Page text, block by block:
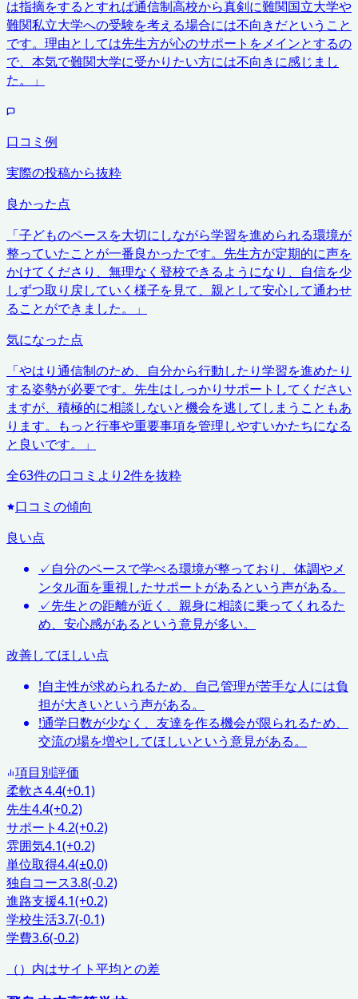
は指摘をするとすれば通信制高校から真剣に難関国立大学や
難関私立大学への受験を考える場合には不向きだということ
です。理由としては先生方が心のサポートをメインとするの
で、本気で難関大学に受かりたい方には不向きに感じまし
た。
」
口コミ例
実際の投稿から抜粋
良かった点
「子どものペースを大切にしながら学習を進められる環境が
整っていたことが一番良かったです。先生方が定期的に声を
かけてくださり、無理なく登校できるようになり、自信を少
しずつ取り戻していく様子を見て、親として安心して通わせ
ることができました。
」
気になった点
「やはり通信制のため、自分から行動したり学習を進めたり
する姿勢が必要です。先生はしっかりサポートしてください
ますが、積極的に相談しないと機会を逃してしまうこともあ
ります。もっと行事や重要事項を管理しやすいかたちになる
と良いです。
」
全63件の口コミより2件を抜粋
口コミの傾向
良い点
✓自分のペースで学べる環境が整っており、体調やメ
ンタル面を重視したサポートがあるという声がある。
✓先生との距離が近く、親身に相談に乗ってくれるた
め、安心感があるという意見が多い。
改善してほしい点
!自主性が求められるため、自己管理が苦手な人には負
担が大きいという声がある。
!通学日数が少なく、友達を作る機会が限られるため、
交流の場を増やしてほしいという意見がある。
項目別評価
柔軟さ4.4(+0.1)
先生4.4(+0.2)
サポート4.2(+0.2)
雰囲気4.1(+0.2)
単位取得4.4(±0.0)
独自コース3.8(-0.2)
進路支援4.1(+0.2)
学校生活3.7(-0.1)
学費3.6(-0.2)
（）内はサイト平均との差